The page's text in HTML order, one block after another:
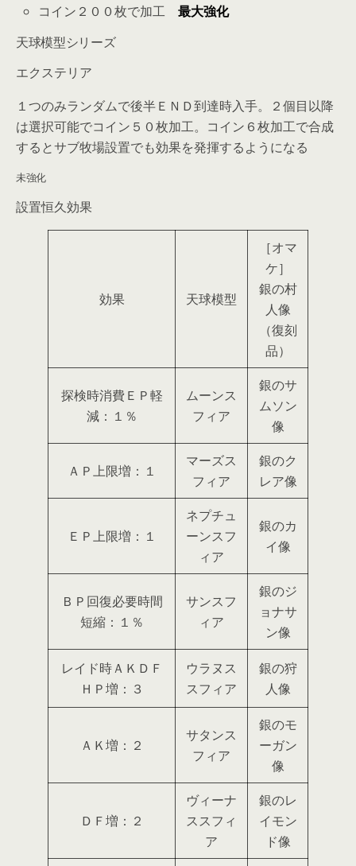
コイン２００枚で加工 最大強化
天球模型シリーズ
エクステリア
１つのみランダムで後半ＥＮＤ到達時入手。２個目以降
は選択可能でコイン５０枚加工。コイン６枚加工で合成
するとサブ牧場設置でも効果を発揮するようになる
未強化
設置恒久効果
効果 天球模型
［オマ
ケ］
銀の村
人像
（復刻
品）
探検時消費ＥＰ軽
減：１％
ムーンス
フィア
銀のサ
ムソン
像
ＡＰ上限増：１
マーズス
フィア
銀のク
レア像
ＥＰ上限増：１
ネプチュ
ーンスフ
ィア
銀のカ
イ像
ＢＰ回復必要時間
短縮：１％
サンスフ
ィア
銀のジ
ョナサ
ン像
レイド時ＡＫＤＦ
ＨＰ増：３
ウラヌス
スフィア
銀の狩
人像
ＡＫ増：２
サタンス
フィア
銀のモ
ーガン
像
ＤＦ増：２
ヴィーナ
ススフィ
ア
銀のレ
イモン
ド像